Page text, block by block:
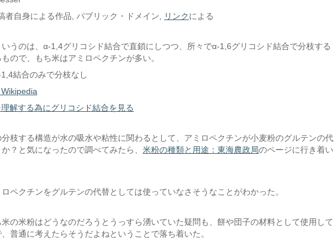
者自身による作品 , パブリック・ドメイン, リンクによる
うのは、α-1,4グリコシド結合で直鎖にしつつ、所々でα-1,6グリコシド結合で分枝する
ので、もち米はアミロペクチンが多い。
結合のみで分枝なし
解する為にグリコシド結合を見る
枝する構造が水の吸水や粘性に関わるとして、アミロペクチンが小麦粉のグルテンの代
？と気になったので調べてみたら、 米粉の種類と用途：東海農政局のページに行き着い
ペクチンをグルテンの代替としては使っていなさそうなことがわかった。
の米粉はどうなのだろうとうっすら湧いていた疑問も、餅や団子の材料として使用して
普通に考えたらそうだよねということで落ち着いた。